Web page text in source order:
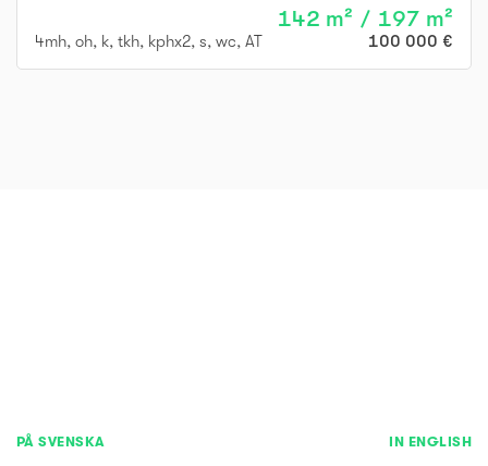
142 m² / 197 m²
4mh, oh, k, tkh, kphx2, s, wc, AT 100 000 €
PÅ SVENSKA IN ENGLISH